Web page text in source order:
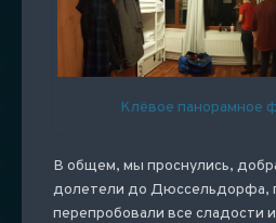
Клёвое панорамное
В общем, мы проснулись,
долетели до Дюссельдорфа,
перепробовали все сладости